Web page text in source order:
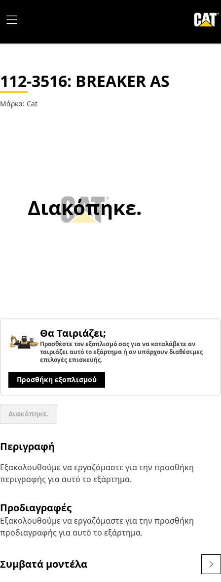
112-3516: BREAKER AS
Μάρκα: Cat
Διακόπηκε.
Θα Ταιριάζει;
Προσθέστε τον εξοπλισμό σας για να καταλάβετε αν
ταιριάζει αυτό το εξάρτημα ή αν υπάρχουν διαθέσιμες
επιλογές επισκευής.
Προσθήκη εξοπλισμού
Διακόπηκε.
Περιγραφή
Εξακολουθούμε να εργαζόμαστε για την προσθήκη
περιγραφής για αυτό το εξάρτημα.
Προδιαγραφές
Εξακολουθούμε να εργαζόμαστε για την προσθήκη
προδιαγραφής για αυτό το εξάρτημα.
Συμβατά μοντέλα